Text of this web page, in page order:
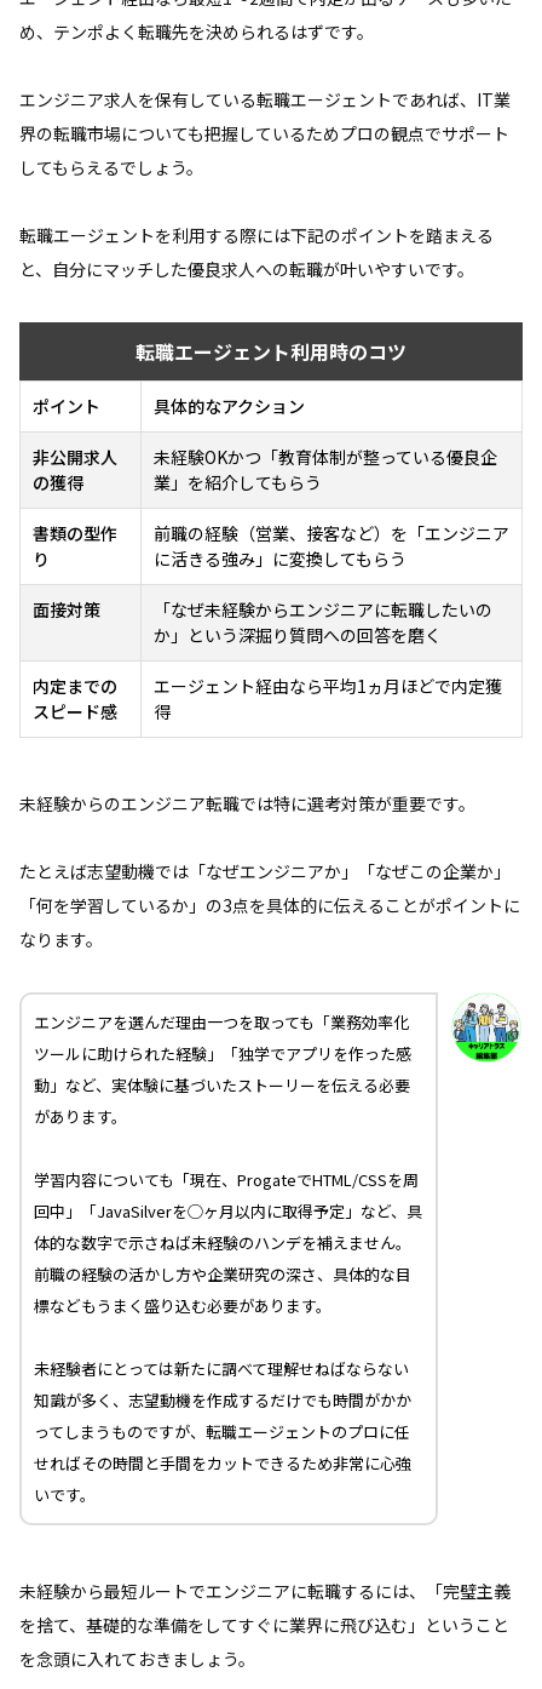
め、テンポよく転職先を決められるはずです。
エンジニア求人を保有している転職エージェントであれば、IT業
界の転職市場についても把握しているためプロの観点でサポート
してもらえるでしょう。
転職エージェントを利用する際には下記のポイントを踏まえる
と、自分にマッチした優良求人への転職が叶いやすいです。
転職エージェント利用時のコツ
ポイント 具体的なアクション
非公開求人
の獲得
未経験OKかつ「教育体制が整っている優良企
業」を紹介してもらう
書類の型作
り
前職の経験（営業、接客など）を「エンジニア
に活きる強み」に変換してもらう
面接対策
「なぜ未経験からエンジニアに転職したいの
か」という深掘り質問への回答を磨く
内定までの
スピード感
エージェント経由なら平均1ヵ月ほどで内定獲
得
未経験からのエンジニア転職では特に選考対策が重要です。
たとえば志望動機では「なぜエンジニアか」「なぜこの企業か」
「何を学習しているか」の3点を具体的に伝えることがポイントに
なります。
エンジニアを選んだ理由一つを取っても「業務効率化
ツールに助けられた経験」「独学でアプリを作った感
動」など、実体験に基づいたストーリーを伝える必要
があります。
学習内容についても「現在、ProgateでHTML/CSSを周
回中」「JavaSilverを◯ヶ月以内に取得予定」など、具
体的な数字で示さねば未経験のハンデを補えません。
前職の経験の活かし方や企業研究の深さ、具体的な目
標などもうまく盛り込む必要があります。
未経験者にとっては新たに調べて理解せねばならない
知識が多く、志望動機を作成するだけでも時間がかか
ってしまうものですが、転職エージェントのプロに任
せればその時間と手間をカットできるため非常に心強
いです。
未経験から最短ルートでエンジニアに転職するには、「完璧主義
を捨て、基礎的な準備をしてすぐに業界に飛び込む」ということ
を念頭に入れておきましょう。